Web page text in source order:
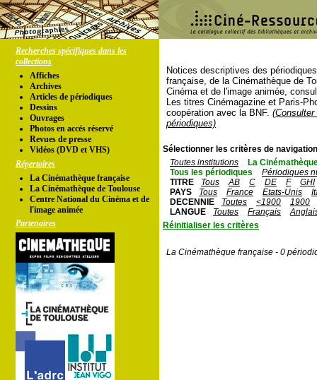
Recherches spécifiques dans les
collections
Affiches
Archives
Articles de périodiques
Dessins
Ouvrages
Photos en accés réservé
Revues de presse
Vidéos (DVD et VHS)
Répertoires
La Cinémathèque française
La Cinémathèque de Toulouse
Centre National du Cinéma et de
l'image animée
Partenaires
Notices descriptives des
française, de la Cinémathèque de
Cinéma et de l'image animée,
Les titres Cinémagazine et Paris-
coopération avec la BNF.
périodiques)
Sélectionner les critères de
Toutes institutions
La
Tous les périodiques
Périodiques
TITRE
Tous AB C DE F
GHI
PAYS
Tous France Etats-Unis
DECENNIE
Toutes <1900
1900
LANGUE
Toutes Français
Réinitialiser les critères
La Cinémathèque française - 0